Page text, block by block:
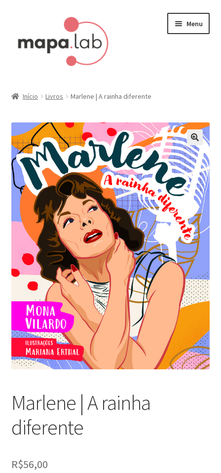
navegação
Menu
Finalizar compra
Minha conta
Painel do Afiliado
Início Livros Marlene | A rainha diferente
Marlene | A rainha
diferente
R$56,00